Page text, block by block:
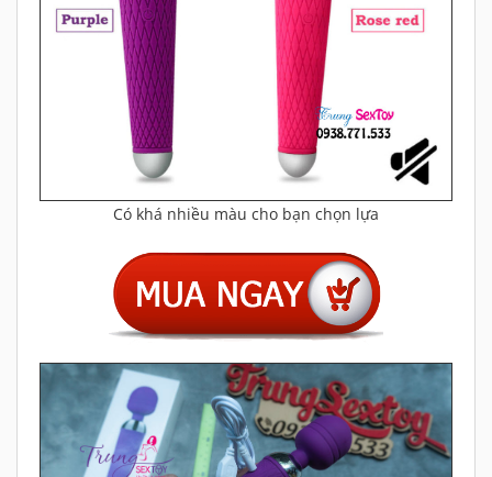
Có khá nhiều màu cho bạn chọn lựa